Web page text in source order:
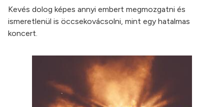
Kevés dolog képes annyi embert megmozgatni és
ismeretlenül is öccsekovácsolni, mint egy hatalmas
koncert.